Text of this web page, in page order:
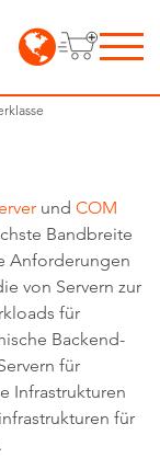
und COM
Bandbreite
Anforderungen
von Servern zur
für
Backend-
für
Infrastrukturen
für